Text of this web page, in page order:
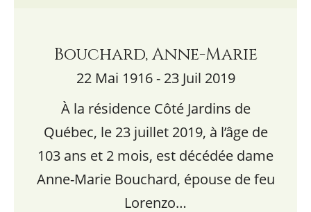
Bouchard, Anne-Marie
22 Mai 1916 - 23 Juil 2019
À la résidence Côté Jardins de
Québec, le 23 juillet 2019, à l’âge de
103 ans et 2 mois, est décédée dame
Anne-Marie Bouchard, épouse de feu
Lorenzo…